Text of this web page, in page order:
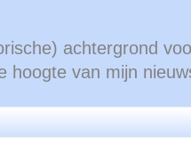
achtergrond
van mijn